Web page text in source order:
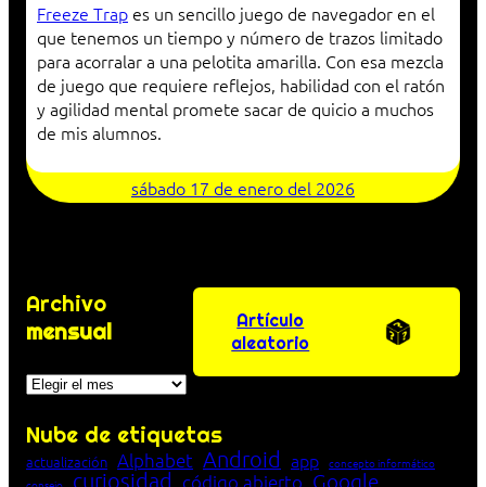
Freeze Trap es un sencillo juego de navegador en el
que tenemos un tiempo y número de trazos limitado
para acorralar a una pelotita amarilla. Con esa mezcla
de juego que requiere reflejos, habilidad con el ratón
y agilidad mental promete sacar de quicio a muchos
de mis alumnos.
sábado 17 de enero del 2026
Archivo
mensual
Archivos
Artículo
aleatorio
Nube de etiquetas
actualización Alphabet Android app concepto informático
curiosidad código abierto Google